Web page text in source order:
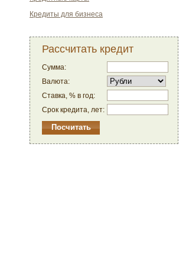
Кредиты для бизнеса
Рассчитать кредит
Сумма:
Валюта:
Ставка, % в год:
Срок кредита, лет: